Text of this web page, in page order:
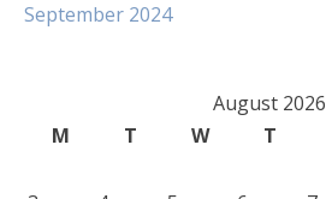
September 2024
August 2026
M
T W T